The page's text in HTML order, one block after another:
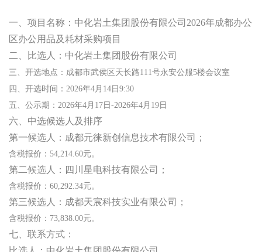
一、项目名称：中化岩土集团股份有限公司2026年成都办公
区办公用品及耗材采购项目
二、比选人：中化岩土集团股份有限公司
三、开选地点：成都市武侯区天长路111号永安公服5楼会议室
四、开选时间： 2026年4月 14 日 9:30
五、公示期： 2026年4月 17 日 -2026年4月 19 日
六、中选候选人及排序
第一候选人：成都元徕新创信息技术有限公司；
含税报价：54,214.60元。
第二候选人：四川星电科技有限公司；
含税报价：60,292.34元。
第三候选人：成都天宸科技实业有限公司；
含税报价：73,838.00元。
七、联系方式：